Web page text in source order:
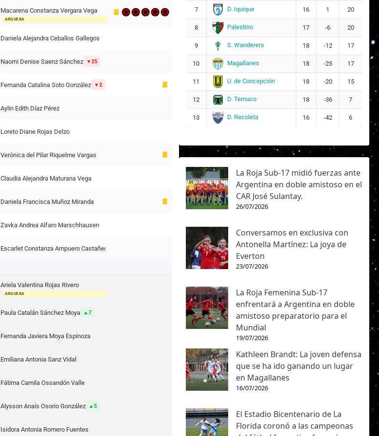
Macarena Constanza Vergara Vega
ARQUERA
Daniela Alejandra Ceballos Gallegos
Naomi Denise Saenz Sánchez 25
Fernanda Catalina Soto González 2
Aylin Edith Díaz Pérez
Loreto Diane Rojas Delzo
Verónica del Pilar Riquelme Vargas
Claudia Alejandra Maturana Vega
Daniela Francisca Muñoz Miranda
Zavka Andrea Alfaro Marschhausen
Escarlet Constanza Ampuero Castañeda
Ariela Valentina Rojas Rivero
ARQUERA
Paula Catalán Sánchez Moya 7
Fernanda Javiera Moya Espinoza
Emiliana Antonia Sanz Vidal
Fátima Camila Ossandón Valle
Alysson Anaís Osorio González 5
Isidora Antonia Romero Fuentes
7 D. Iquique 16 1 20
8 Palestino 17 -6 20
9 S. Wanderers 18 -12 17
10 Magallanes 18 -25 17
11 U. de Concepción 18 -20 15
12 D. Temuco 18 -36 7
13 D. Recoleta 16 -42 6
La Roja Sub-17 midió fuerzas ante
Argentina en doble amistoso en el
CAR José Sulantay.
26/07/2026
Conversamos en exclusiva con
Antonella Martínez: La joya de
Everton
23/07/2026
La Roja Femenina Sub-17
enfrentará a Argentina en doble
amistoso preparatorio para el
Mundial
19/07/2026
Kathleen Brandt: La joven defensa
que se ha ido ganando un lugar
en Magallanes
16/07/2026
El Estadio Bicentenario de La
Florida coronó a las campeonas